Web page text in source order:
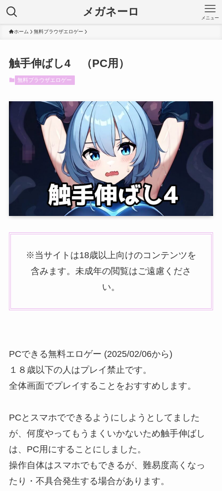
メガネーロ メニュー
ホーム 無料ブラウザエロゲー
触手伸ばし4 （PC用）
無料ブラウザエロゲー
※当サイトは18歳以上向けのコンテンツを
含みます。未成年の閲覧はご遠慮くださ
い。
PCできる無料エロゲー (2025/02/06から)
１８歳以下の人はプレイ禁止です。
全体画面でプレイすることをおすすめします。
PCとスマホでできるようにしようとしてました
が、何度やってもうまくいかないため触手伸ばし
は、PC用にすることにしました。
操作自体はスマホでもできるが、難易度高くなっ
たり・不具合発生する場合があります。